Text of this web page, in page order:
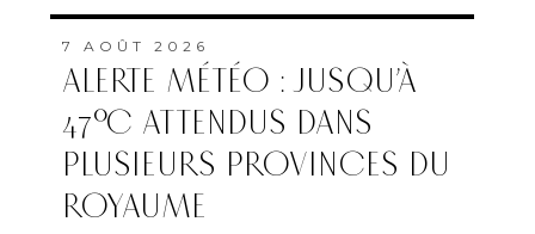
7 AOÛT 2026
ALERTE MÉTÉO : JUSQU’À
47°C ATTENDUS DANS
PLUSIEURS PROVINCES DU
ROYAUME